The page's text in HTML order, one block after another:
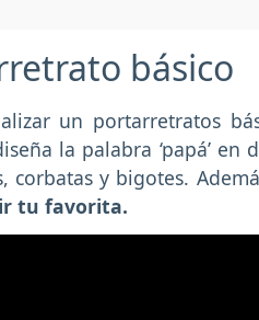
básico
un portarretratos
la palabra ‘papá’
corbatas y bigotes.
tu favorita.